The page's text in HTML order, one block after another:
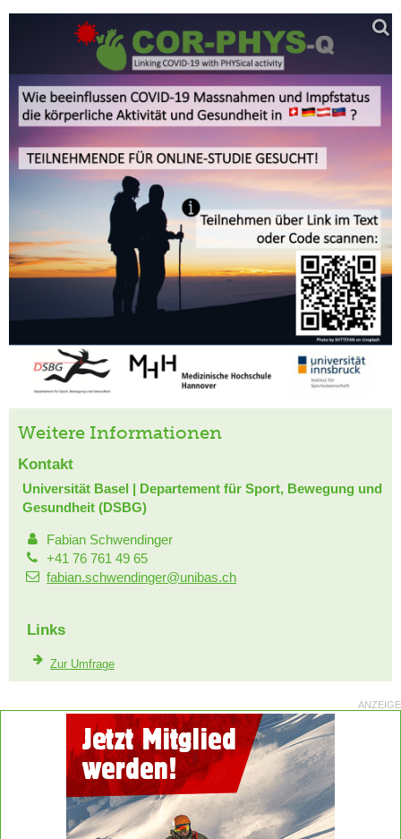
Weitere Informationen
Kontakt
Universität Basel | Departement für Sport, Bewegung und
Gesundheit (DSBG)
Fabian Schwendinger
+41 76 761 49 65
fabian.schwendinger@unibas.ch
Links
Zur Umfrage
ANZEIGE